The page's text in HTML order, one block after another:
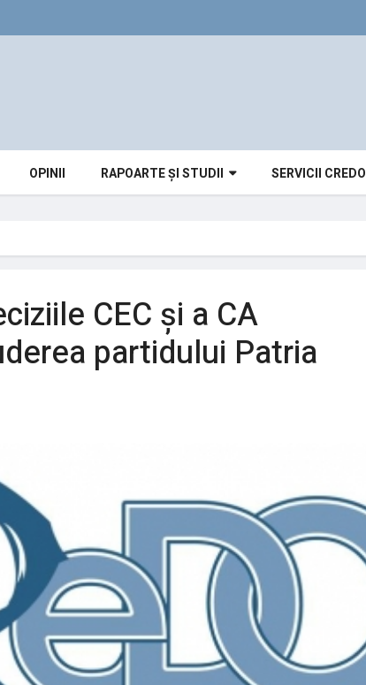
OPINII RAPOARTE ȘI STUDII SERVICII CREDO
CEC și a CA
partidului Patria